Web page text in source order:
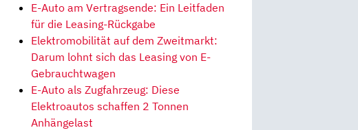
E-Auto am Vertragsende: Ein Leitfaden
für die Leasing-Rückgabe
Elektromobilität auf dem Zweitmarkt:
Darum lohnt sich das Leasing von E-
Gebrauchtwagen
E-Auto als Zugfahrzeug: Diese
Elektroautos schaffen 2 Tonnen
Anhängelast